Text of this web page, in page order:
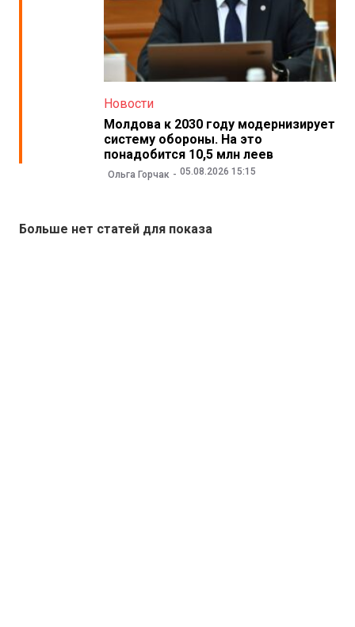
Новости
Молдова к 2030 году модернизирует
систему обороны. На это
понадобится 10,5 млн леев
Ольга Горчак 05.08.2026 15:15
Больше нет статей для показа